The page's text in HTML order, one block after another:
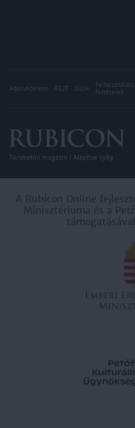
Adatvédelem ÁSZF Sütik
Felhasználási
feltételek
Történelmi magazin / Alapítva 1989
A Rubicon Online
Minisztériuma és a